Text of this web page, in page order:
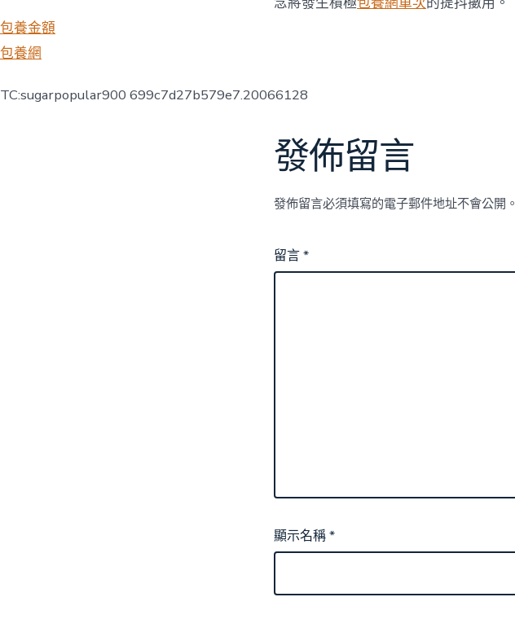
包養金額
包養網
TC:sugarpopular900 699c7d27b579e7.20066128
發佈留言
發佈留言必須填寫的電子郵件地址不會公開。
留言*
顯示名稱*